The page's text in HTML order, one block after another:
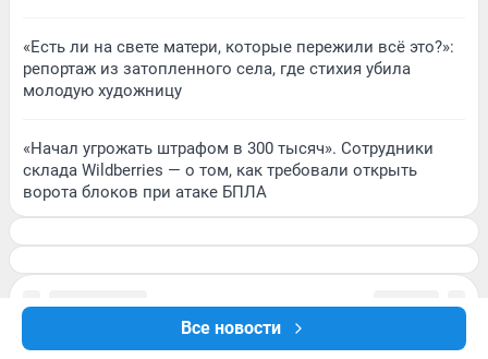
Все новости
«Есть ли на свете матери, которые пережили всё это?»:
репортаж из затопленного села, где стихия убила
молодую художницу
«Начал угрожать штрафом в 300 тысяч». Сотрудники
склада Wildberries — о том, как требовали открыть
ворота блоков при атаке БПЛА